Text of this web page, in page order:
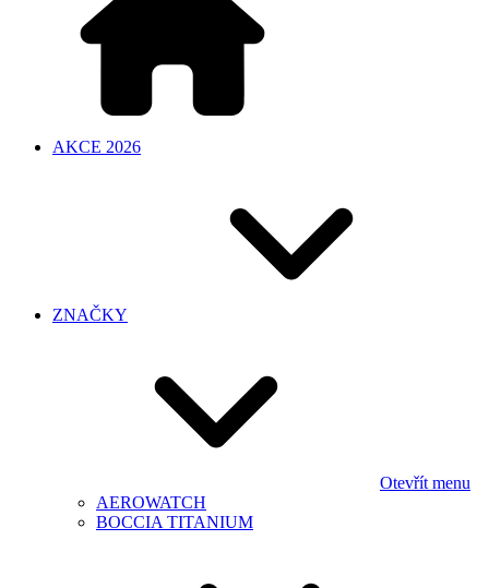
AKCE 2026
ZNAČKY
Otevřít menu
AEROWATCH
BOCCIA TITANIUM